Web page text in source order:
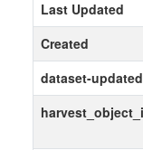
Last Updated
Created
dataset-updated